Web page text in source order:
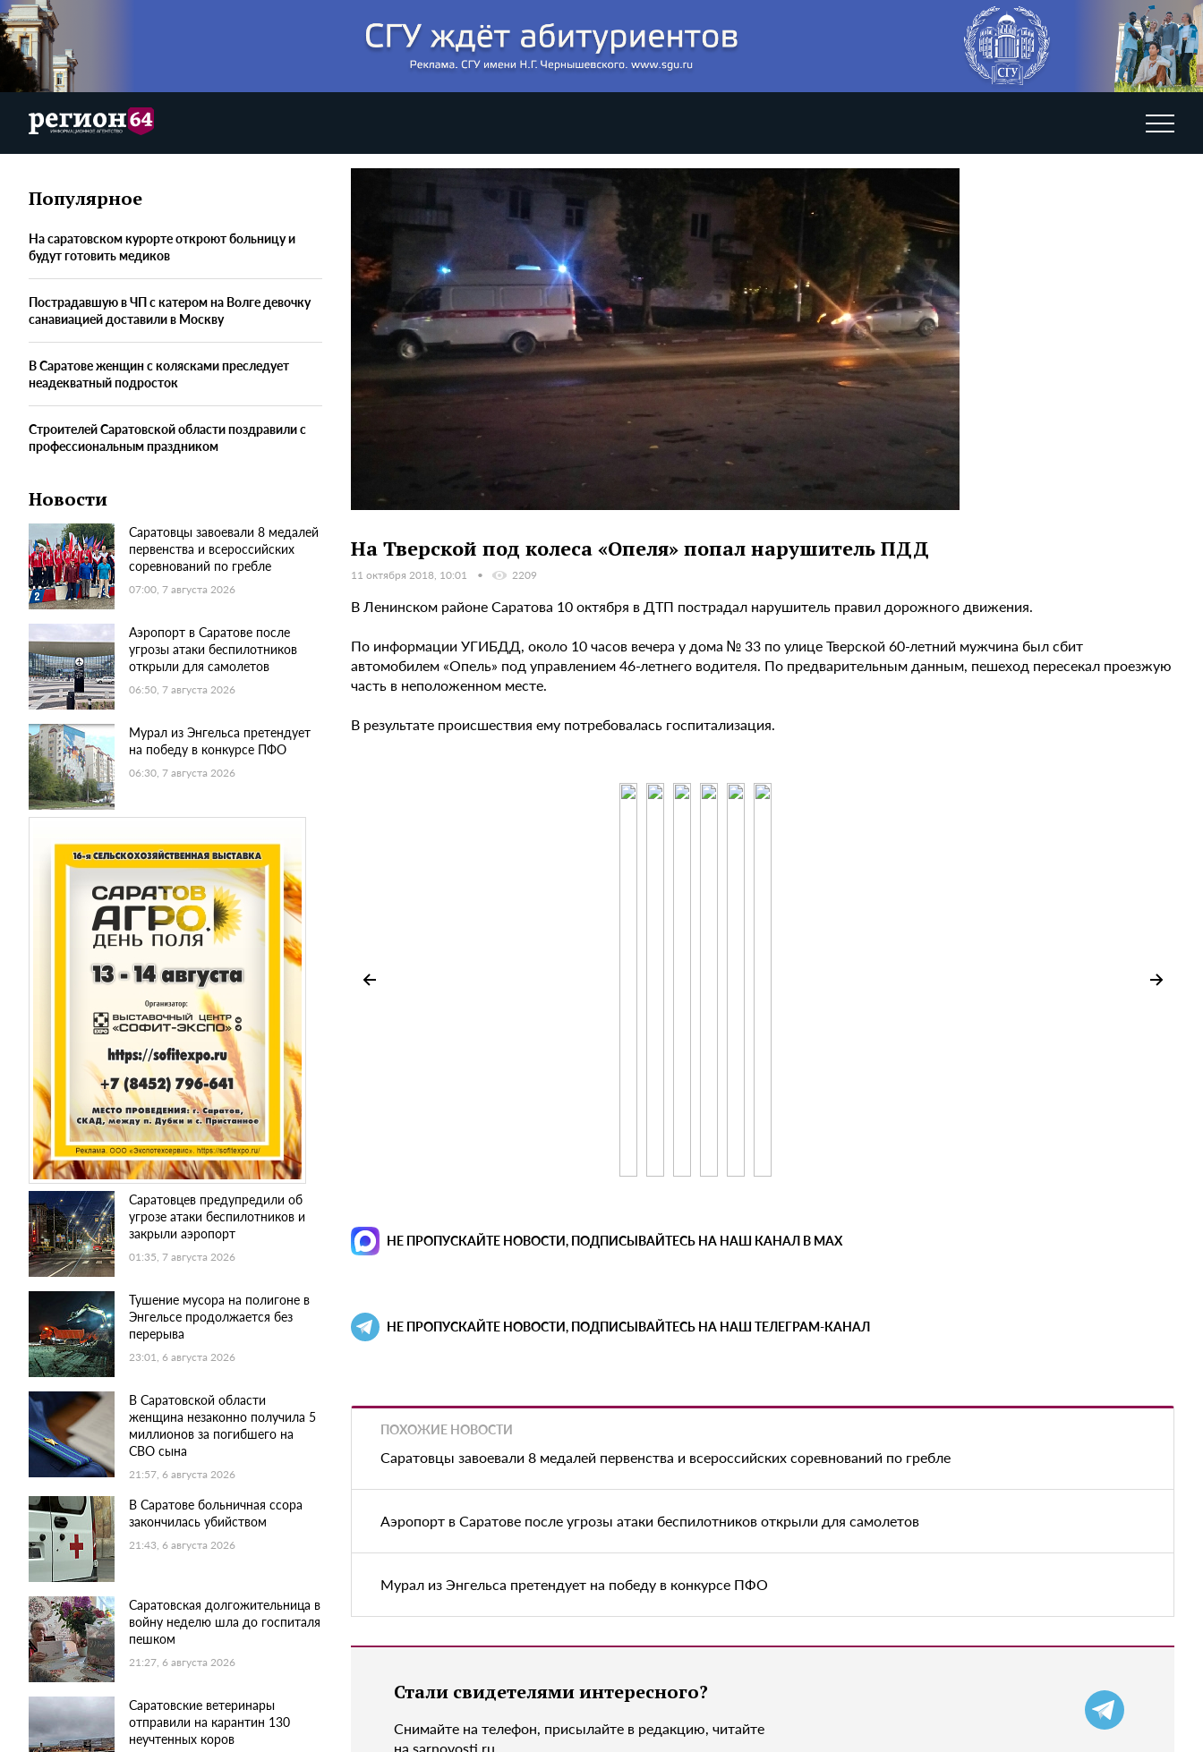
Популярное
На саратовском курорте откроют больницу и
будут готовить медиков
Пострадавшую в ЧП с катером на Волге девочку
санавиацией доставили в Москву
В Саратове женщин с колясками преследует
неадекватный подросток
Строителей Саратовской области поздравили с
профессиональным праздником
Новости
Саратовцы завоевали 8 медалей
первенства и всероссийских
соревнований по гребле
07:00, 7 августа 2026
Аэропорт в Саратове после
угрозы атаки беспилотников
открыли для самолетов
06:50, 7 августа 2026
Мурал из Энгельса претендует
на победу в конкурсе ПФО
06:30, 7 августа 2026
Саратовцев предупредили об
угрозе атаки беспилотников и
закрыли аэропорт
01:35, 7 августа 2026
Тушение мусора на полигоне в
Энгельсе продолжается без
перерыва
23:01, 6 августа 2026
В Саратовской области
женщина незаконно получила 5
миллионов за погибшего на
СВО сына
21:57, 6 августа 2026
В Саратове больничная ссора
закончилась убийством
21:43, 6 августа 2026
Саратовская долгожительница в
войну неделю шла до госпиталя
пешком
21:27, 6 августа 2026
Саратовские ветеринары
отправили на карантин 130
неучтенных коров
На Тверской под колеса «Опеля» попал нарушитель ПДД
11 октября 2018, 10:01 2209
В Ленинском районе Саратова 10 октября в ДТП пострадал нарушитель правил дорожного движения.
По информации УГИБДД, около 10 часов вечера у дома № 33 по улице Тверской 60-летний мужчина был сбит
автомобилем «Опель» под управлением 46-летнего водителя. По предварительным данным, пешеход пересекал проезжую
часть в неположенном месте.
В результате происшествия ему потребовалась госпитализация.
НЕ ПРОПУСКАЙТЕ НОВОСТИ, ПОДПИСЫВАЙТЕСЬ НА НАШ КАНАЛ В MAX
НЕ ПРОПУСКАЙТЕ НОВОСТИ, ПОДПИСЫВАЙТЕСЬ НА НАШ ТЕЛЕГРАМ-КАНАЛ
ПОХОЖИЕ НОВОСТИ
Саратовцы завоевали 8 медалей первенства и всероссийских соревнований по гребле
Аэропорт в Саратове после угрозы атаки беспилотников открыли для самолетов
Мурал из Энгельса претендует на победу в конкурсе ПФО
Стали свидетелями интересного?
Снимайте на телефон, присылайте в редакцию, читайте